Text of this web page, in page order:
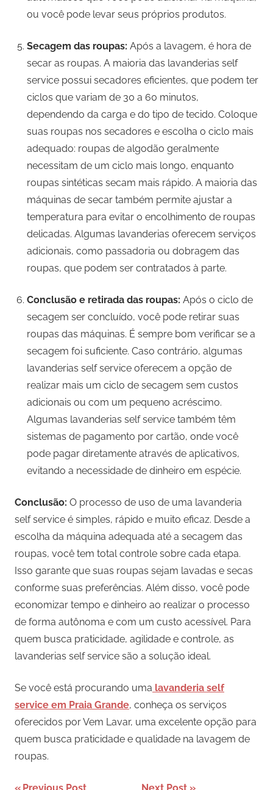
ou você pode levar seus próprios produtos.
Secagem das roupas: Após a lavagem, é hora de
secar as roupas. A maioria das lavanderias self
service possui secadores eficientes, que podem ter
ciclos que variam de 30 a 60 minutos,
dependendo da carga e do tipo de tecido. Coloque
suas roupas nos secadores e escolha o ciclo mais
adequado: roupas de algodão geralmente
necessitam de um ciclo mais longo, enquanto
roupas sintéticas secam mais rápido. A maioria das
máquinas de secar também permite ajustar a
temperatura para evitar o encolhimento de roupas
delicadas. Algumas lavanderias oferecem serviços
adicionais, como passadoria ou dobragem das
roupas, que podem ser contratados à parte.
Conclusão e retirada das roupas: Após o ciclo de
secagem ser concluído, você pode retirar suas
roupas das máquinas. É sempre bom verificar se a
secagem foi suficiente. Caso contrário, algumas
lavanderias self service oferecem a opção de
realizar mais um ciclo de secagem sem custos
adicionais ou com um pequeno acréscimo.
Algumas lavanderias self service também têm
sistemas de pagamento por cartão, onde você
pode pagar diretamente através de aplicativos,
evitando a necessidade de dinheiro em espécie.
Conclusão: O processo de uso de uma lavanderia
self service é simples, rápido e muito eficaz. Desde a
escolha da máquina adequada até a secagem das
roupas, você tem total controle sobre cada etapa.
Isso garante que suas roupas sejam lavadas e secas
conforme suas preferências. Além disso, você pode
economizar tempo e dinheiro ao realizar o processo
de forma autônoma e com um custo acessível. Para
quem busca praticidade, agilidade e controle, as
lavanderias self service são a solução ideal.
Se você está procurando uma lavanderia self
service em Praia Grande, conheça os serviços
oferecidos por Vem Lavar, uma excelente opção para
quem busca praticidade e qualidade na lavagem de
roupas.